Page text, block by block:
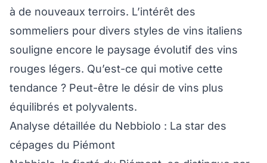
à de nouveaux terroirs. L’intérêt des
sommeliers pour divers styles de vins italiens
souligne encore le paysage évolutif des vins
rouges légers. Qu’est-ce qui motive cette
tendance ? Peut-être le désir de vins plus
équilibrés et polyvalents.
Analyse détaillée du Nebbiolo : La star des
cépages du Piémont